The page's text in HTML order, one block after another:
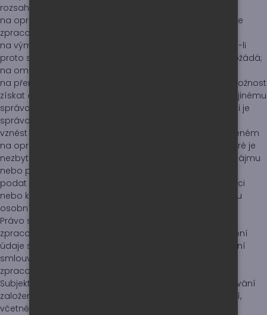
rozsahu a doby tohoto zpracování);
na opravu, resp. doplnění osobních údajů, které Správce
zpracovává;
na výmaz osobních údajů (právo být zapomenut), jsou-li
proto splněny podmínky, a pokud o to subjekt údajů požádá;
na omezení zpracování osobních údajů;
na přenositelnost osobních údajů (subjekt údajů má možnost
získat osobní údaje, které poskytl Správci a tyto předat jinému
správci, nebo pokud je to technicky možné, žádat, aby si je
správci předali mezi sebou);
vznést námitku proti zpracování osobních údajů, založeném
na oprávněných zájmech Správce, třetí strany nebo které je
nezbytné pro splnění úkolu prováděného ve veřejném zájmu
nebo při výkonu veřejné moci;
podat stížnost na zpracování osobních údajů ke Správci
nebo k dozorovému orgánu, kterým je Úřad pro ochranu
osobních údajů;
Právo subjektů údajů kdykoliv odvolat svůj souhlas se
zpracováním osobních údajů se neuplatní, neboť osobní
údaje subjektu údajů jsou zpracovávány z důvodu plnění
smlouvy a nikoli na základě souhlasu subjektu údajů se
zpracováním osobních údajů.
Subjekty údajů nebudou předmětem žádného rozhodování
založeného výhradně na automatizovaném zpracování,
včetně profilování.